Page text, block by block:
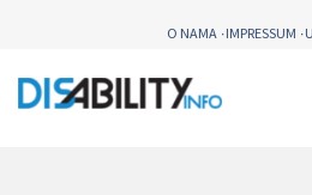
O NAMA IMPRESSUM